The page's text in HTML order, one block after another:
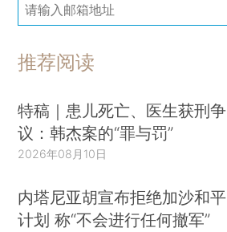
推荐阅读
特稿｜患儿死亡、医生获刑争
议：韩杰案的“罪与罚”
2026年08月10日
内塔尼亚胡宣布拒绝加沙和平
计划 称“不会进行任何撤军”